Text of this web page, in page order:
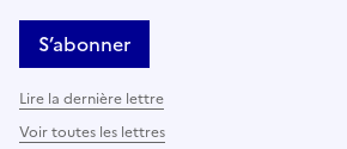
S’abonner
Lire la dernière lettre
Voir toutes les lettres